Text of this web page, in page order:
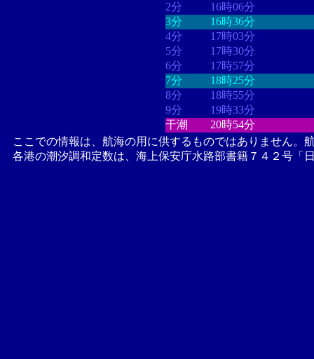
2分
16時06分
3分
16時36分
4分
17時03分
5分
17時30分
6分
17時57分
7分
18時25分
8分
18時55分
9分
19時33分
干潮
20時54分
ここでの情報は、航海の用に供するものではありません。
各港の潮汐調和定数は、海上保安庁水路部書籍７４２号「